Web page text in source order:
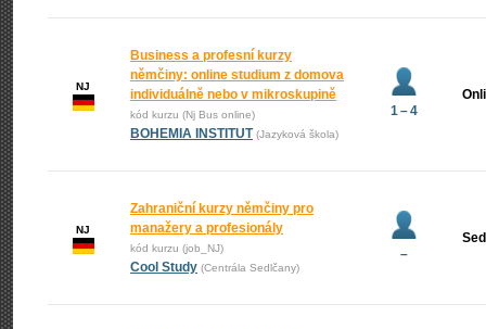
NJ
Business a profesní kurzy
němčiny: online studium z domova
individuálně nebo v mikroskupině
kód kurzu (Nj Bus online)
BOHEMIA INSTITUT (Jazyková škola)
1 – 4
NJ
Zahraniční kurzy němčiny pro
manažery a profesionály
kód kurzu (job_NJ)
Cool Study (Centrála Sedlčany)
–